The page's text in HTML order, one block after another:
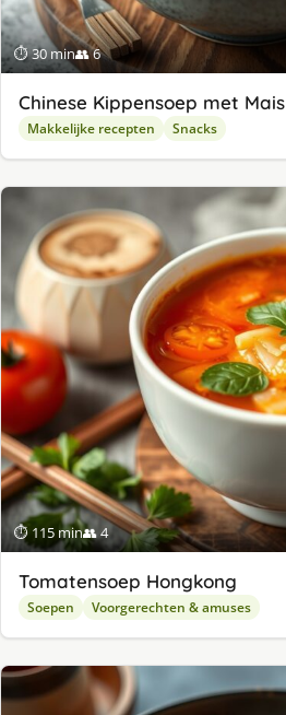
⏱ 30 min👥 6
Chinese Kippensoep met Mais
Makkelijke recepten Snacks
⏱ 115 min👥 4
Tomatensoep Hongkong
Soepen Voorgerechten & amuses